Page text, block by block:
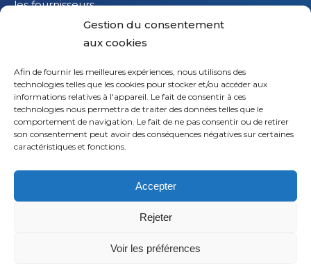
Gestion du consentement
aux cookies
Afin de fournir les meilleures expériences, nous utilisons des
technologies telles que les cookies pour stocker et/ou accéder aux
informations relatives à l'appareil. Le fait de consentir à ces
technologies nous permettra de traiter des données telles que le
comportement de navigation. Le fait de ne pas consentir ou de retirer
son consentement peut avoir des conséquences négatives sur certaines
caractéristiques et fonctions.
Accepter
Rejeter
Voir les préférences
les fournisseurs
Réduire l’impact
carbone de vos
– Tous droits réservés |